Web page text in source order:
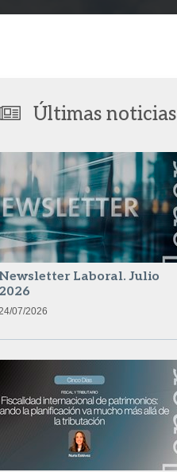
Últimas noticias
Laboral. Julio
2026
24/07/2026